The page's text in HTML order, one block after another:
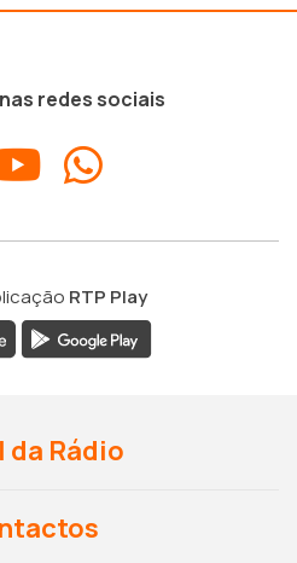
redes sociais
RTP Play
da Rádio